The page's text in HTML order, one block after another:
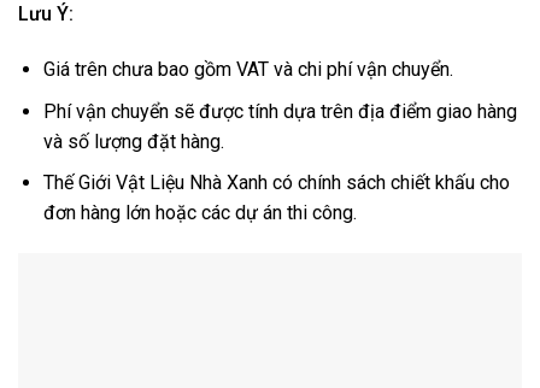
Lưu Ý:
Giá trên chưa bao gồm VAT và chi phí vận chuyển.
Phí vận chuyển sẽ được tính dựa trên địa điểm giao hàng
và số lượng đặt hàng.
Thế Giới Vật Liệu Nhà Xanh có chính sách chiết khấu cho
đơn hàng lớn hoặc các dự án thi công.